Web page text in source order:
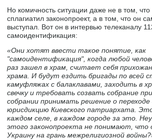
Но комичность ситуации даже не в том, что
сплагиатил законопроект, а в том, что он
выступал. Вот он в интервью телеканалу
самоидентификация:
«Они хотят ввести такое понятие, как
"самоидентификация", когда любой
раз зашел в храм, считает себя
храма. И будут ездить бригады по всей
камуфляжах с балаклавами, заходить в
свечку и требовать созвать собрание
собрании принимать решение о
юрисдикцию Киевского патриархата.
каждом селе, в каждом городе за это.
этого законопроекта не понимают, что
Украину на грань межрелигиозной